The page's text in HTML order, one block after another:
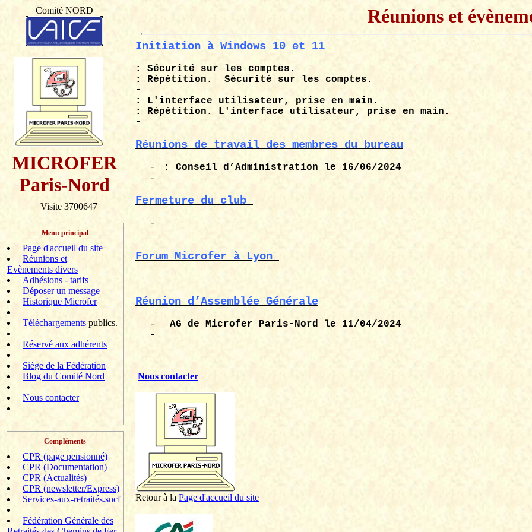
Comité NORD
MICROFER
Paris-Nord
Visite 3700647
Menu principal
Page d'accueil du site
Réunions et
Evènements divers
Adhésions - tarifs
Déposer un message
Historique Microfer
Téléchargements publics.
Réservé aux adhérents
Siège de la Fédération
Blog du Comité Nord
Nous contacter
Compléments
CPR (page pensionné)
CPR (Documentation)
CPR (Actualités)
CPR (newsletter/Express)
Services-aux-retraités.sncf
Fédération Générale des
Réunions et
Initiation à Windows 10 et 11
: Sécurité sur les comptes.
: Répétition.
Sécurité sur les comptes.
-
: L'interface utilisateur, prise en main.
: Répétition. L'interface utilisateur, prise en main.
-
Réunions de travail des membres du bureau
-
: Conseil d’Administration le 16/06/2024
-
Fermeture du club
-
Forum Microfer à Lyon
Réunion d’Assemblée Générale
- AG de Microfer Paris-Nord le 11/04/2024
-
Nous contacter
Retour à la Page d'accueil du site